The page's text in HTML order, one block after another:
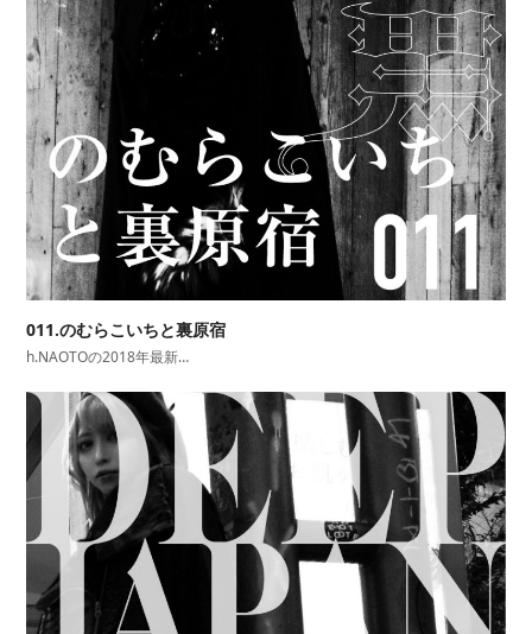
011.のむらこいちと裏原宿
h.NAOTOの2018年最新…